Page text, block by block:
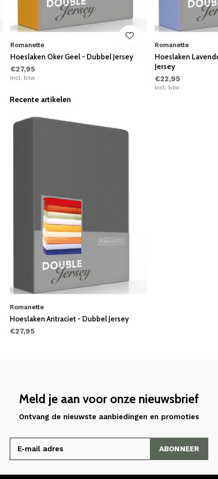
Romanette
Hoeslaken Oker Geel - Dubbel Jersey
€27,95
Incl. btw
Romanette
Hoeslaken
Jersey
€22,95
Incl. btw
Recente artikelen
Romanette
Hoeslaken Antraciet - Dubbel Jersey
€27,95
Meld je aan voor onze nieuwsbrief
Ontvang de nieuwste aanbiedingen en promoties
ABONNEER